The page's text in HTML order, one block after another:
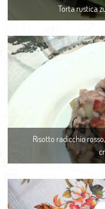
Torta rustica
Risotto radicchio